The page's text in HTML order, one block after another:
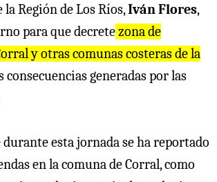
Región de Los Ríos,Iván Flores,
para que decretezona de
y otras comunas costeras de la
consecuencias generadas por las
durante esta jornada se ha reportado
en la comuna de Corral, como